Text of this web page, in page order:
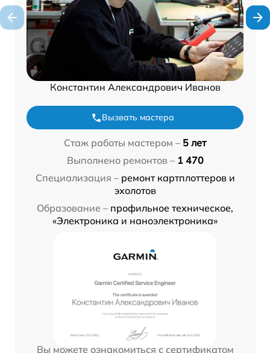
Константин Александрович Иванов
Вызвать мастера
Стаж работы мастером – 5 лет
Выполнено ремонтов – 1 470
Специализация – ремонт картплоттеров и
эхолотов
Образование – профильное техническое,
«Электроника и наноэлектроника»
Вы можете ознакомиться с сертификатом